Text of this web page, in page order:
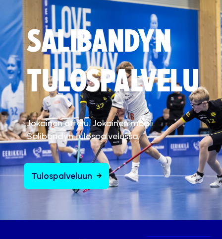
SALIBANDYN
TULOSPALVELU
Jokainen ottelu. Jokainen maali.
Salibandyn tulospalvelussa.
Tulospalveluun